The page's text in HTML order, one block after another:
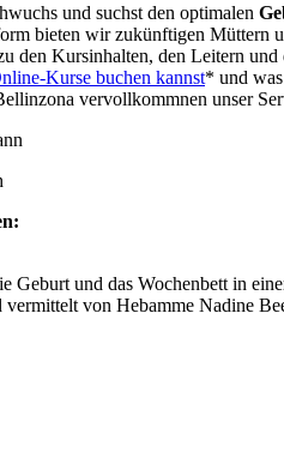
und suchst den optimalen
bieten wir zukünftigen Müttern
den Kursinhalten, den Leitern
Kurse buchen kannst* und
vervollkommnen unser
Geburt und das Wochenbett in
vermittelt von Hebamme Nadine